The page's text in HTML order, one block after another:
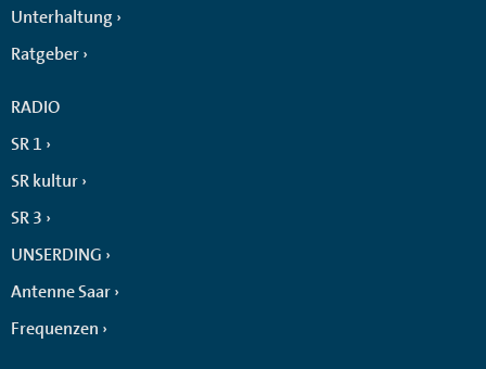
Unterhaltung
Ratgeber
RADIO
SR 1
SR kultur
SR 3
UNSERDING
Antenne Saar
Frequenzen